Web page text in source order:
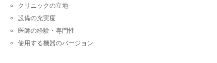
クリニックの立地
設備の充実度
医師の経験・専門性
使用する機器のバージョン